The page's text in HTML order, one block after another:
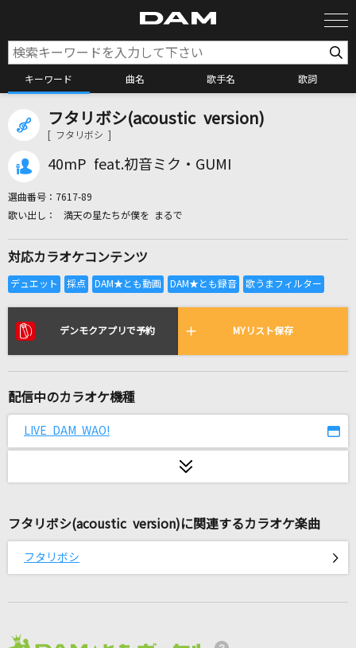
キーワード 曲名 歌手名 歌詞
カラオケ検索
全国りれき
リアルタイムで歌われている曲の一覧
Alan Walker, Noah Cyrus & Digital Farm Animals
シャル・ウィ・ダンス?
ずっと真夜中でいいのに。
[生音]ツバサ
ももいろクローバーZ
フタリボシ(acoustic version)
[ フタリボシ ]
40mP feat.初音ミク・GUMI
選曲番号： 7617-89
満天の星たちが僕を まるで
対応カラオケコンテンツ
デンモクアプリで予約 MYリスト保存
配信中のカラオケ機種
LIVE DAM WAO!
フタリボシ(acoustic version)に関連するカラオケ楽曲
フタリボシ